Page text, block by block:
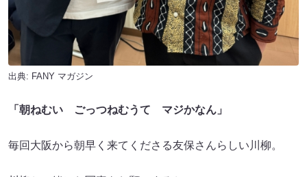
出典: FANY マガジン
「朝ねむい ごっつねむうて マジかなん」
毎回大阪から朝早く来てくださる友保さんらしい川柳。